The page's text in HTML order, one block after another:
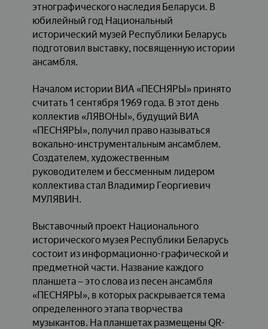
этнографического наследия Беларуси. В
юбилейный год Национальный
исторический музей Республики Беларусь
подготовил выставку, посвященную истории
ансамбля.
Началом истории ВИА «ПЕСНЯРЫ» принято
считать 1 сентября 1969 года. В этот день
коллектив «ЛЯВОНЫ», будущий ВИА
«ПЕСНЯРЫ», получил право называться
вокально-инструментальным ансамблем.
Создателем, художественным
руководителем и бессменным лидером
коллектива стал Владимир Георгиевич
МУЛЯВИН.
Выставочный проект Национального
исторического музея Республики Беларусь
состоит из информационно-графической и
предметной части. Название каждого
планшета – это слова из песен ансамбля
«ПЕСНЯРЫ», в которых раскрывается тема
определенного этапа творчества
музыкантов. На планшетах размещены QR-